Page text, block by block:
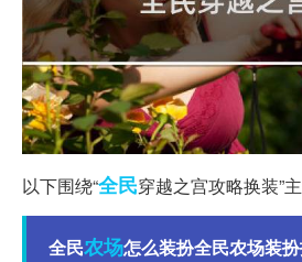
以下围绕“全民穿越之宫攻略换装”
全民农场怎么装扮全民农场装